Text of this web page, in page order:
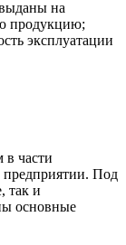
на
продукцию;
эксплуатации
в части
предприятии. Под
так и
основные